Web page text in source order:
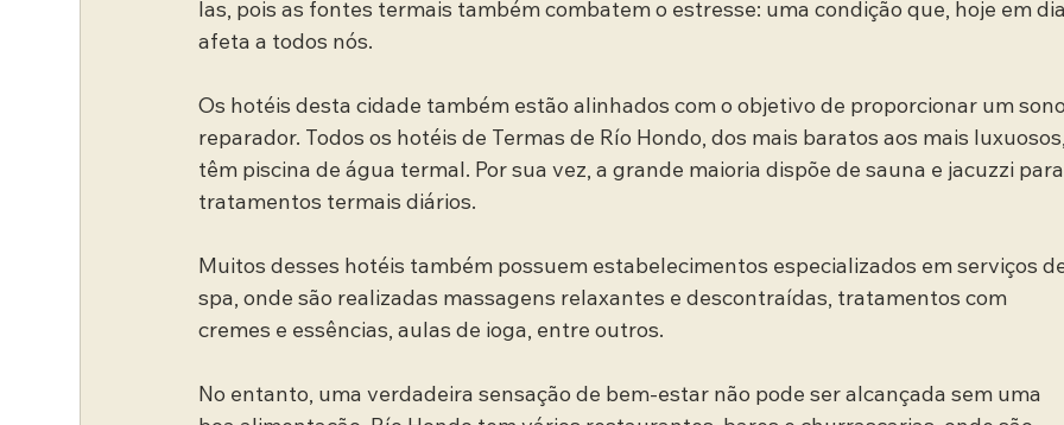
las, pois as fontes termais também combatem o estresse: uma condição que, hoje em
afeta a todos nós.
Os hotéis desta cidade também estão alinhados com o objetivo de proporcionar um sono
reparador. Todos os hotéis de Termas de Río Hondo, dos mais baratos aos mais luxuosos,
têm piscina de água termal. Por sua vez, a grande maioria dispõe de sauna e jacuzzi para
tratamentos termais diários.
Muitos desses hotéis também possuem estabelecimentos especializados em serviços
spa, onde são realizadas massagens relaxantes e descontraídas, tratamentos com
cremes e essências, aulas de ioga, entre outros.
No entanto, uma verdadeira sensação de bem-estar não pode ser alcançada sem uma